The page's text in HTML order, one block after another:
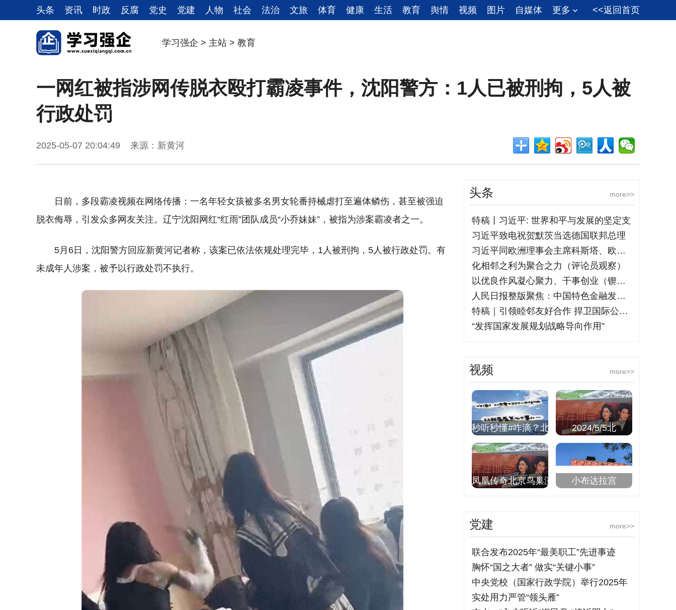
头条 资讯 时政 反腐 党史 党建 人物 社会 法治 文旅 体育 健康 生活 教育 舆情 视频 图片 自媒体 更多 <<返回首页
学习强企 > 主站 > 教育
一网红被指涉网传脱衣殴打霸凌事件，沈阳警方：1人已被刑拘，5人被
行政处罚
2025-05-07 20:04:49 来源：新黄河
日前，多段霸凌视频在网络传播：一名年轻女孩被多名男女轮番持械虐打至遍体鳞伤，甚至被强迫
脱衣侮辱，引发众多网友关注。辽宁沈阳网红“红雨”团队成员“小乔妹妹”，被指为涉案霸凌者之一。
5月6日，沈阳警方回应新黄河记者称，该案已依法依规处理完毕，1人被刑拘，5人被行政处罚。有
未成年人涉案，被予以行政处罚不执行。
more>>
头条
特稿丨习近平: 世界和平与发展的坚定支
习近平致电祝贺默茨当选德国联邦总理
习近平同欧洲理事会主席科斯塔、欧盟委员
化相邻之利为聚合之力（评论员观察）
以优良作风凝心聚力、干事创业（锲而不舍
人民日报整版聚焦：中国特色金融发展之路
特稿｜引领睦邻友好合作 捍卫国际公平正
“发挥国家发展规划战略导向作用”
more>>
视频
秒听秒懂#咋滴？北 2024/5/5北
凤凰传奇北京鸟巢演 小布达拉宫
more>>
党建
联合发布2025年“最美职工”先进事迹
胸怀“国之大者” 做实“关键小事”
中央党校（国家行政学院）举行2025年
实处用力严管“领头雁”